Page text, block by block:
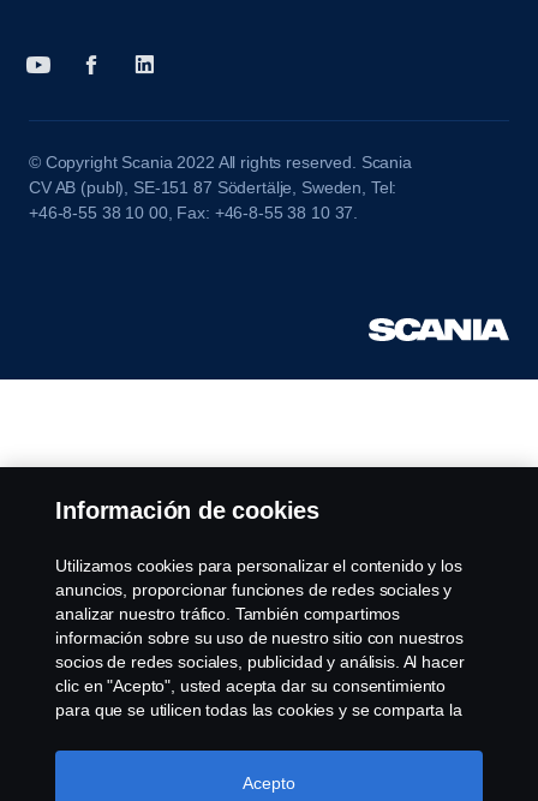
© Copyright Scania 2022 All rights reserved. Scania
CV AB (publ), SE-151 87 Södertälje, Sweden, Tel:
+46-8-55 38 10 00, Fax: +46-8-55 38 10 37.
Información de cookies
Utilizamos cookies para personalizar el contenido y los
anuncios, proporcionar funciones de redes sociales y
analizar nuestro tráfico. También compartimos
información sobre su uso de nuestro sitio con nuestros
socios de redes sociales, publicidad y análisis. Al hacer
clic en "Acepto", usted acepta dar su consentimiento
para que se utilicen todas las cookies y se comparta la
haciendo clic en "Configuración de cookies" y
seleccionando las categorías que desea aceptar. Para
Acepto